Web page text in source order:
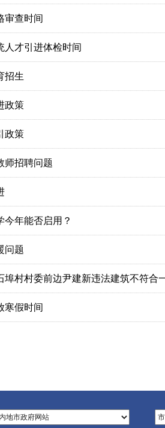
审查时间
人才引进体检时间
招生
政策
政策
师招聘问题
今年能否启用？
问题
埠村村委前边尹建新违法建筑不符合
寒假时间